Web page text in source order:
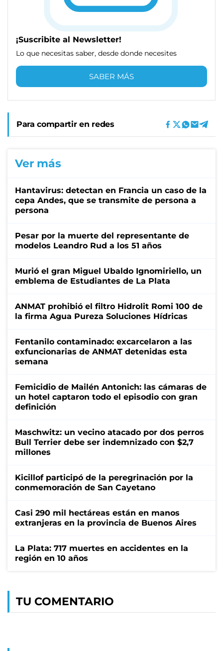
¡Suscribite al Newsletter!
Lo que necesitas saber, desde donde necesites
SABER MÁS
Para compartir en redes
Ver más
Hantavirus: detectan en Francia un caso de la
cepa Andes, que se transmite de persona a
persona
Pesar por la muerte del representante de
modelos Leandro Rud a los 51 años
Murió el gran Miguel Ubaldo Ignomiriello, un
emblema de Estudiantes de La Plata
ANMAT prohibió el filtro Hidrolit Romi 100 de
la firma Agua Pureza Soluciones Hídricas
Fentanilo contaminado: excarcelaron a las
exfuncionarias de ANMAT detenidas esta
semana
Femicidio de Mailén Antonich: las cámaras de
un hotel captaron todo el episodio con gran
definición
Maschwitz: un vecino atacado por dos perros
Bull Terrier debe ser indemnizado con $2,7
millones
Kicillof participó de la peregrinación por la
conmemoración de San Cayetano
Casi 290 mil hectáreas están en manos
extranjeras en la provincia de Buenos Aires
La Plata: 717 muertes en accidentes en la
región en 10 años
TU COMENTARIO